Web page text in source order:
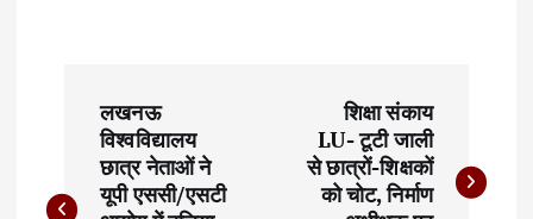
s
लखनऊ
विश्वविद्यालय
छात्र नेताओं ने
यूपी एससी/एसटी
शिक्षा संकाय
LU- टूटी जाली
से छात्रों-शिक्षकों
को चोट, निर्माण